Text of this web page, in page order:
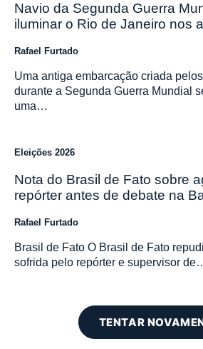
Navio da Segunda Guerra
iluminar o Rio de Janeiro nos
Rafael Furtado
Uma antiga embarcação criada
durante a Segunda Guerra Mundial
uma…
Eleições 2026
Nota do Brasil de Fato sobre
repórter antes de debate na
Rafael Furtado
Brasil de Fato O Brasil de Fato
sofrida pelo repórter e supervisor
TENTAR